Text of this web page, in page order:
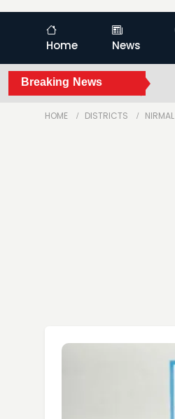
Home News
Breaking News
HOME DISTRICTS NIRMAL